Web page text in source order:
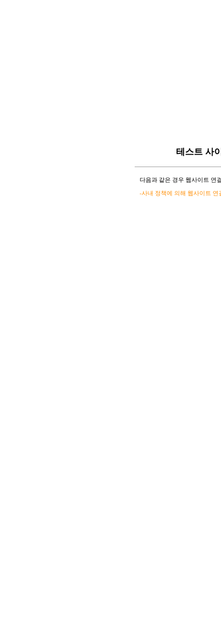
테스트 사
다음과 같은 경우 웹사이트 연
-사내 정책에 의해 웹사이트